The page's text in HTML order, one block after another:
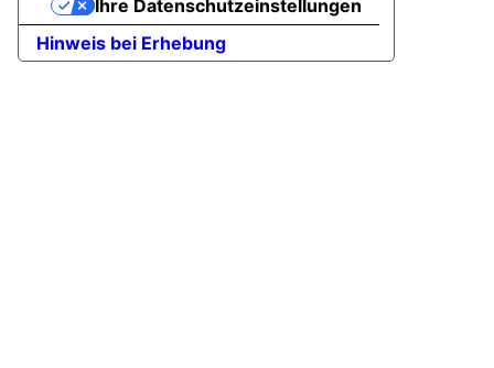
Hinweis bei Erhebung
Ihre Datenschutzeinstellungen